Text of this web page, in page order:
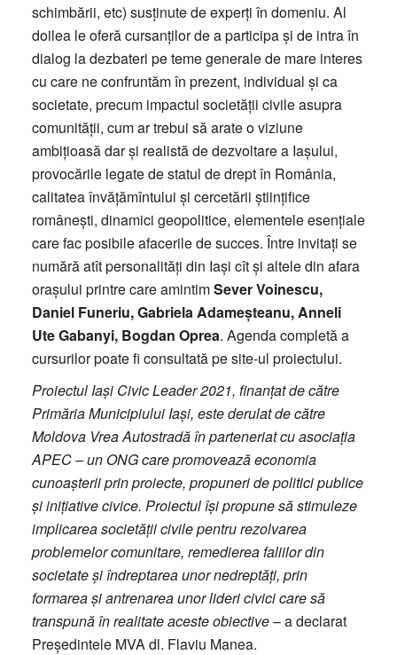
schimbării, etc) susținute de experți în domeniu. Al
doilea le oferă cursanților de a participa și de intra în
dialog la dezbateri pe teme generale de mare interes
cu care ne confruntăm în prezent, individual și ca
societate, precum impactul societății civile asupra
comunității, cum ar trebui să arate o viziune
ambițioasă dar și realistă de dezvoltare a Iașului,
provocările legate de statul de drept în România,
calitatea învățămîntului și cercetării științifice
românești, dinamici geopolitice, elementele esențiale
care fac posibile afacerile de succes. Între invitați se
numără atît personalități din Iași cît și altele din afara
orașului printre care amintimSever Voinescu,
Daniel Funeriu, Gabriela Adameșteanu, Anneli
Ute Gabanyi, Bogdan Oprea. Agenda completă a
cursurilor poate fi consultată pe site-ul proiectului.
Proiectul Iași Civic Leader 2021, finanțat de către
Primăria Municipiului Iași, este derulat de către
Moldova Vrea Autostradă în parteneriat cu asociația
APEC – un ONG care promovează economia
cunoașterii prin proiecte, propuneri de politici publice
și inițiative civice. Proiectul își propune să stimuleze
implicarea societății civile pentru rezolvarea
problemelor comunitare, remedierea faliilor din
societate și îndreptarea unor nedreptăți, prin
formarea și antrenarea unor lideri civici care să
transpună în realitate aceste obiective– a declarat
Președintele MVA dl. Flaviu Manea.